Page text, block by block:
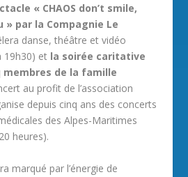
« CHAOS don’t smile,
» par la Compagnie Le
danse, théâtre et vidéo
19h30) et la soirée caritative
membres de la famille
au profit de l’association
depuis cinq ans des concerts
des Alpes-Maritimes
heures).
marqué par l’énergie de